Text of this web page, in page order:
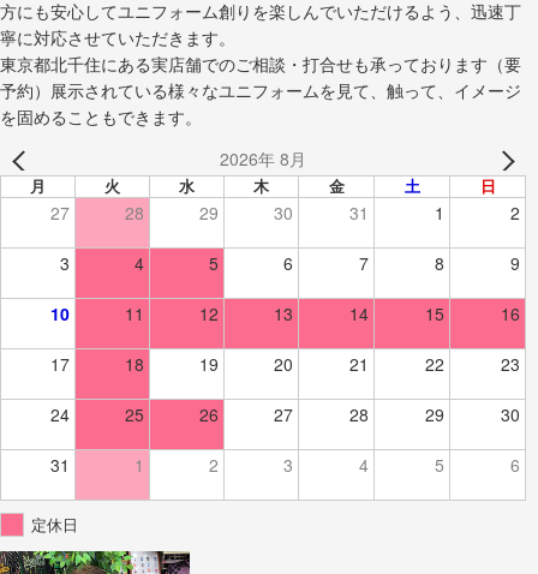
方にも安心してユニフォーム創りを楽しんでいただけるよう、迅速丁
寧に対応させていただきます。
東京都北千住にある実店舗でのご相談・打合せも承っております（要
予約）展示されている様々なユニフォームを見て、触って、イメージ
を固めることもできます。
2026年 8月
月 火 水 木 金 土 日
27 28 29 30 31 1 2
3 4 5 6 7 8 9
10 11 12 13 14 15 16
17 18 19 20 21 22 23
24 25 26 27 28 29 30
31 1 2 3 4 5 6
定休日